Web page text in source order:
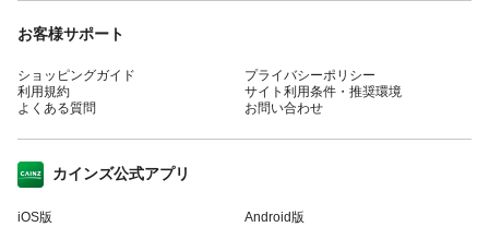
お客様サポート
ショッピングガイド
利用規約
よくある質問
プライバシーポリシー
サイト利用条件・推奨環境
お問い合わせ
カインズ公式アプリ
iOS版 Android版